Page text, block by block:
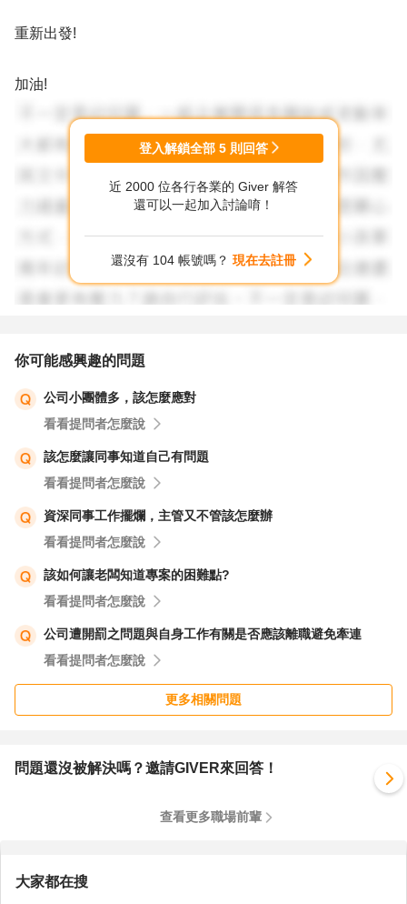
重新出發!
加油!
登入解鎖全部 5 則回答
近 2000 位各行各業的 Giver 解答
還可以一起加入討論唷！
還沒有 104 帳號嗎？ 現在去註冊
你可能感興趣的問題
公司小團體多，該怎麼應對
看看提問者怎麼說
該怎麼讓同事知道自己有問題
看看提問者怎麼說
資深同事工作擺爛，主管又不管該怎麼辦
看看提問者怎麼說
該如何讓老闆知道專案的困難點?
看看提問者怎麼說
公司遭開罰之問題與自身工作有關是否應該離職避免牽連
看看提問者怎麼說
更多相關問題
問題還沒被解決嗎？邀請GIVER來回答！
查看更多職場前輩
大家都在搜